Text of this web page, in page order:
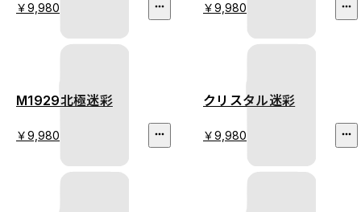
￥9,980 ￥9,980
M1929北極迷彩
￥9,980
クリスタル迷彩
￥9,980